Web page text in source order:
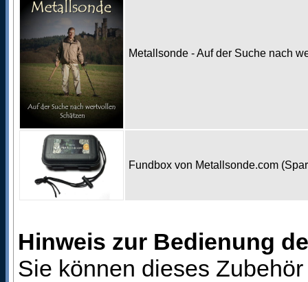
Metallsonde - Auf der Suche nach
Fundbox von Metallsonde.com
Hinweis zur Bedienung
Sie können dieses